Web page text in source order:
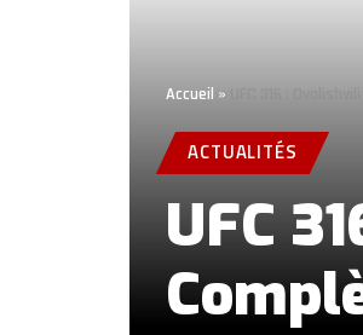
Accueil »
ACTUALITÉS
UFC